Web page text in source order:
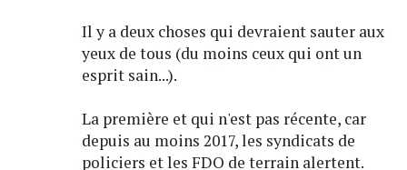
Il y a deux choses qui devraient sauter aux
yeux de tous (du moins ceux qui ont un
esprit sain...).
La première et qui n'est pas récente, car
depuis au moins 2017, les syndicats de
policiers et les FDO de terrain alertent.